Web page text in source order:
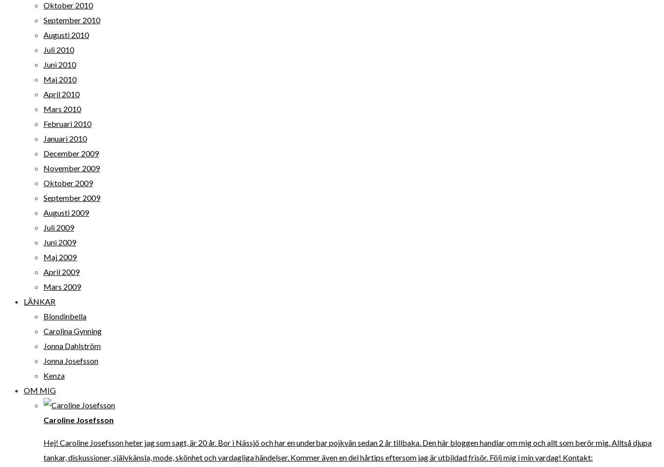
Oktober 2010
September 2010
Augusti 2010
Juli 2010
Juni 2010
Maj 2010
April 2010
Mars 2010
Februari 2010
Januari 2010
December 2009
November 2009
Oktober 2009
September 2009
Augusti 2009
Juli 2009
Juni 2009
Maj 2009
April 2009
Mars 2009
LÄNKAR
Blondinbella
Carolina Gynning
Jonna Dahlström
Jonna Josefsson
Kenza
OM MIG
Caroline Josefsson
Hej! Caroline Josefsson heter jag som sagt, är 20 år. Bor i Nässjö och har en underbar pojkvän sedan 2 år tillbaka. Den här bloggen handlar om mig och allt som berör mig. Alltså djupa
tankar, diskussioner, självkänsla, mode, skönhet och vardagliga händelser. Kommer även en del hårtips eftersom jag är utbildad frisör. Följ mig i min vardag! Kontakt: